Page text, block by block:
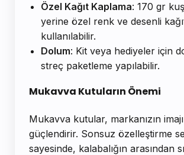
Özel Kağıt Kaplama: 170 gr
yerine özel renk ve desenli
kullanılabilir.
Dolum: Kit veya hediyeler için
streç paketleme yapılabilir.
Mukavva Kutuların Önemi
Mukavva kutular, markanızın
güçlendirir. Sonsuz özelleştirme
sayesinde, kalabalığın arasından